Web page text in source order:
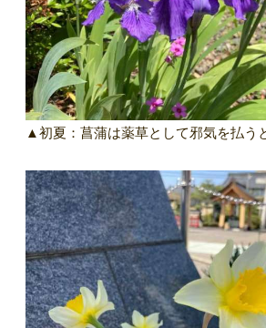
▲初夏：菖蒲は薬草として邪気を払う